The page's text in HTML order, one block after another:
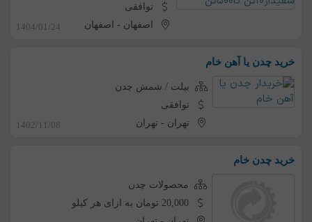
توافقی
اصفهان - اصفهان 1404/01/24
خرید چدن یا آهن خام
بیلت / شمش چدن
توافقی
تهران - تهران 1402/11/08
خرید چدن خام
محصولات چدن
20,000 تومان به ازای هر کیلو